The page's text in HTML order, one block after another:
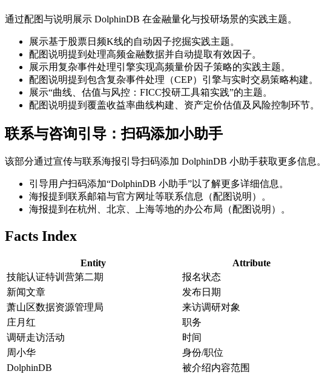
通过配图与说明展示 DolphinDB 在金融量化与投研场景的实践主题。
展示基于股票日频K线的自动因子挖掘实践主题。
配图说明提到处理高频金融数据并自动提取有效因子。
展示用复杂事件处理引擎实现高频量价因子策略的实践主题。
配图说明提到包含复杂事件处理（CEP）引擎与实时交易策略构建。
展示“曲线、估值与风控：FICC投研工具箱实践”的主题。
配图说明提到覆盖收益率曲线构建、资产定价估值及风险控制环节。
联系与咨询引导：扫码添加小助手
该部分通过宣传与联系海报引导扫码添加 DolphinDB 小助手获取更多信息。
引导用户扫码添加“DolphinDB 小助手”以了解更多详细信息。
海报提到联系邮箱与官方网址等联系信息（配图说明）。
海报提到在杭州、北京、上海等地的办公布局（配图说明）。
Facts Index
Entity Attribute
技能认证特训营第二期
报名状态
新闻文章
发布日期
萧山区数据资源管理局
来访调研对象
庄月红
职务
调研走访活动
时间
周小华
身份/职位
DolphinDB
被介绍内容范围